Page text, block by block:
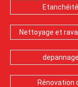
Nettoyage et
Rénovation